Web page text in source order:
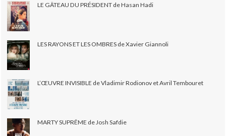
LE GÂTEAU DU PRÉSIDENT de Hasan Hadi
LES RAYONS ET LES OMBRES de Xavier Giannoli
L’ŒUVRE INVISIBLE de Vladimir Rodionov et Avril Tembouret
MARTY SUPRÊME de Josh Safdie